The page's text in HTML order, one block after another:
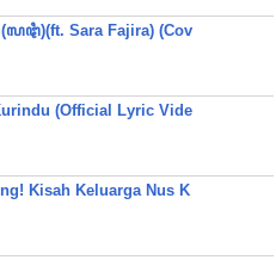
Sara Fajira) (Cov
(Official Lyric Vide
Kisah Keluarga Nus K